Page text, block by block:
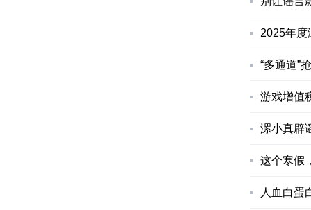
2025年度
“多通道”
游戏增值
漯小真辟
这个寒假
人血白蛋